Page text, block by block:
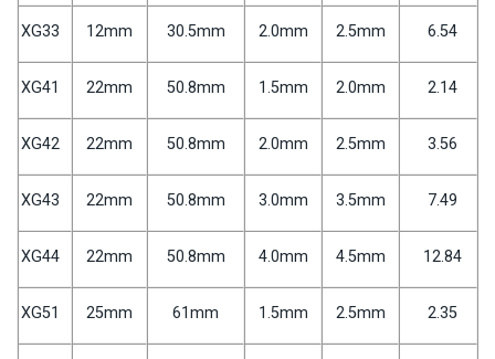
XG33 12mm 30.5mm 2.0mm 2.5mm 6.54
XG41 22mm 50.8mm 1.5mm 2.0mm 2.14
XG42 22mm 50.8mm 2.0mm 2.5mm 3.56
XG43 22mm 50.8mm 3.0mm 3.5mm 7.49
XG44 22mm 50.8mm 4.0mm 4.5mm 12.84
XG51 25mm 61mm 1.5mm 2.5mm 2.35